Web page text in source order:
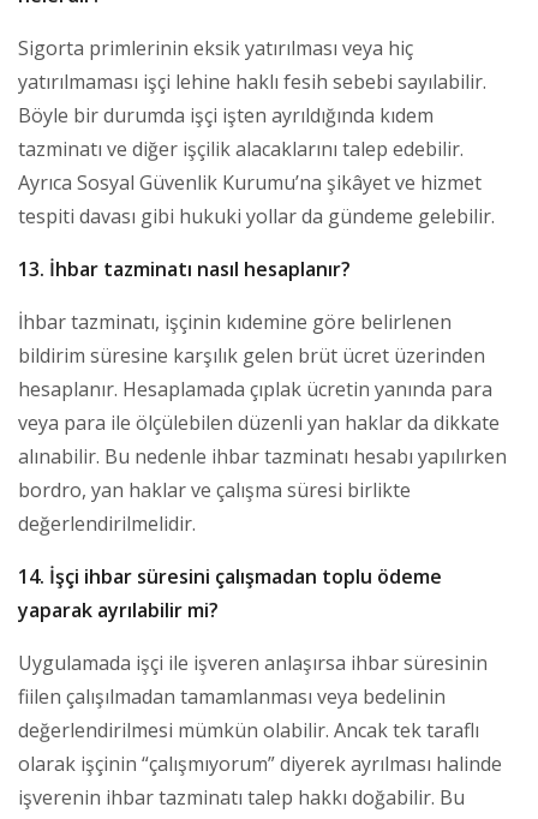
Sigorta primlerinin eksik yatırılması veya hiç
yatırılmaması işçi lehine haklı fesih sebebi sayılabilir.
Böyle bir durumda işçi işten ayrıldığında kıdem
tazminatı ve diğer işçilik alacaklarını talep edebilir.
Ayrıca Sosyal Güvenlik Kurumu’na şikâyet ve hizmet
tespiti davası gibi hukuki yollar da gündeme gelebilir.
13. İhbar tazminatı nasıl hesaplanır?
İhbar tazminatı, işçinin kıdemine göre belirlenen
bildirim süresine karşılık gelen brüt ücret üzerinden
hesaplanır. Hesaplamada çıplak ücretin yanında para
veya para ile ölçülebilen düzenli yan haklar da dikkate
alınabilir. Bu nedenle ihbar tazminatı hesabı yapılırken
bordro, yan haklar ve çalışma süresi birlikte
değerlendirilmelidir.
14. İşçi ihbar süresini çalışmadan toplu ödeme
yaparak ayrılabilir mi?
Uygulamada işçi ile işveren anlaşırsa ihbar süresinin
fiilen çalışılmadan tamamlanması veya bedelinin
değerlendirilmesi mümkün olabilir. Ancak tek taraflı
olarak işçinin “çalışmıyorum” diyerek ayrılması halinde
işverenin ihbar tazminatı talep hakkı doğabilir. Bu